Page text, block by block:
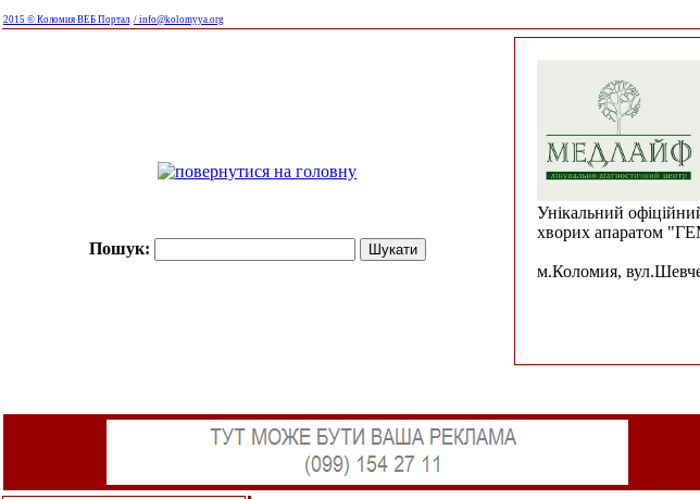
2015 © Коломия ВЕБ Портал / info@kolomyya.org
Пошук:
Унікальний
хворих апаратом
м.Коломия,